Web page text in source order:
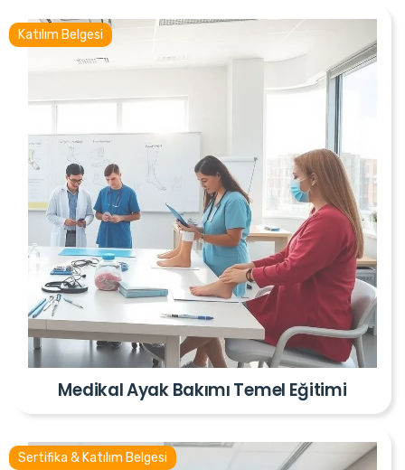
Katılım Belgesi
Medikal Ayak Bakımı Temel Eğitimi
Sertifika & Katılım Belgesi